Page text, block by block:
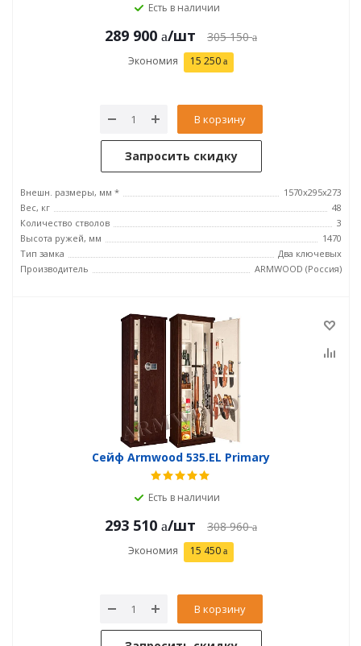
Есть в наличии
289 900 /шт 305 150
Экономия 15 250
В корзину
Запросить скидку
Внешн. размеры, мм *
1570х295х273
Вес, кг
48
Количество стволов
3
Высота ружей, мм
1470
Тип замка
Два ключевых
Производитель
ARMWOOD (Россия)
Сейф Armwood 535.EL Primary
Есть в наличии
293 510 /шт 308 960
Экономия 15 450
В корзину